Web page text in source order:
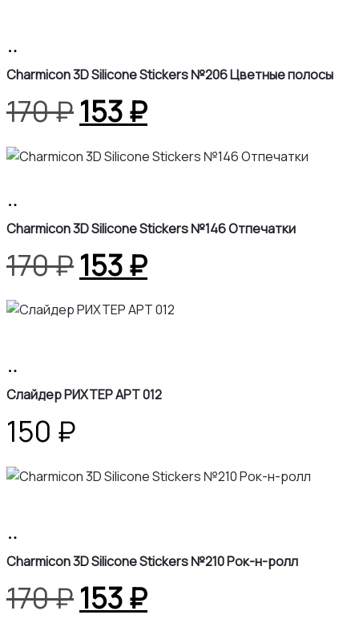
корзину
Charmicon 3D Silicone Stickers №206 Цветные полосы
170₽Первоначальная
цена
170 ₽.
153₽Текущая
цена:
корзину
Charmicon 3D Silicone Stickers №146 Отпечатки
170₽Первоначальная
цена
170 ₽.
153₽Текущая
цена:
корзину
Слайдер РИХТЕР АРТ 012
150 ₽
корзину
Charmicon 3D Silicone Stickers №210 Рок-н-ролл
170₽Первоначальная
153₽Текущая